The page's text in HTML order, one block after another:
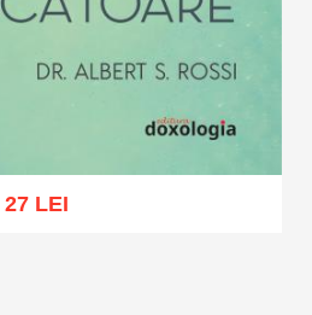
27 LEI